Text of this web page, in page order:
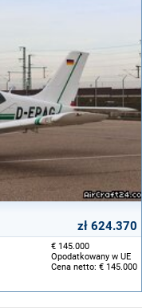
zł 624.370
€ 145.000
Opodatkowany w UE
Cena netto: € 145.000